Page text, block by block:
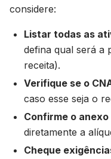
considere:
Listar todas as
defina qual será a
receita).
Verifique se o
caso esse seja o
Confirme o
diretamente a
Cheque